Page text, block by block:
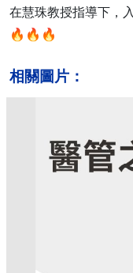
在慧珠教授指導下，
🔥🔥🔥
相關圖片：